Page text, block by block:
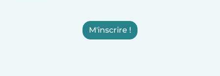
M'inscrire !